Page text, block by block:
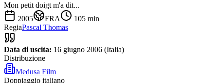
Mon petit doigt m'a dit...
2005
FRA 105 min
RegiaPascal Thomas
Data di uscita: 16 giugno 2006 (Italia)
Distribuzione
Medusa Film
Doppiaggio italiano